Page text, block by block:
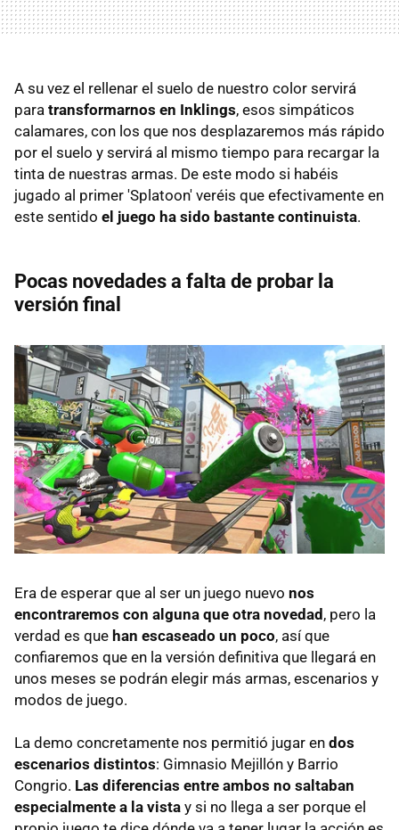
A su vez el rellenar el suelo de nuestro color servirá
para transformarnos en Inklings, esos simpáticos
calamares, con los que nos desplazaremos más rápido
por el suelo y servirá al mismo tiempo para recargar la
tinta de nuestras armas. De este modo si habéis
jugado al primer 'Splatoon' veréis que efectivamente en
este sentido el juego ha sido bastante continuista.
Pocas novedades a falta de probar la
versión final
Era de esperar que al ser un juego nuevo nos
encontraremos con alguna que otra novedad, pero la
verdad es que han escaseado un poco, así que
confiaremos que en la versión definitiva que llegará en
unos meses se podrán elegir más armas, escenarios y
modos de juego.
La demo concretamente nos permitió jugar en dos
escenarios distintos: Gimnasio Mejillón y Barrio
Congrio. Las diferencias entre ambos no saltaban
especialmente a la vista y si no llega a ser porque el